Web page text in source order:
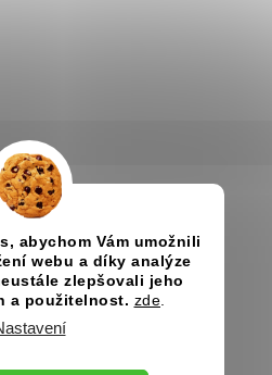
abychom Vám umožnili
webu a díky analýze
zlepšovali jeho
a použitelnost. zde.